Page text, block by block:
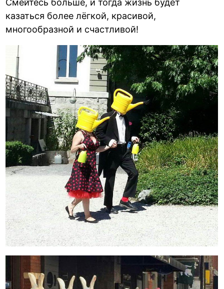
Смейтесь больше, и тогда жизнь будет
казаться более лёгкой, красивой,
многообразной и счастливой!